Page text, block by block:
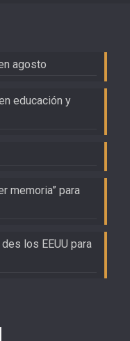
agosto
educación y
memoria” para
los EEUU para